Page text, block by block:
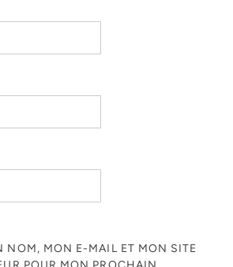
NOM, MON E-MAIL ET MON SITE